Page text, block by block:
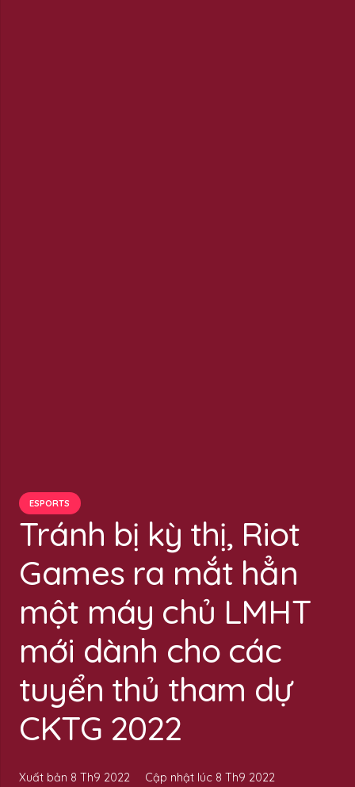
ESPORTS
Tránh bị kỳ thị, Riot
Games ra mắt hẳn
một máy chủ LMHT
mới dành cho các
tuyển thủ tham dự
CKTG 2022
Xuất bản 8 Th9 2022 Cập nhật lúc 8 Th9 2022